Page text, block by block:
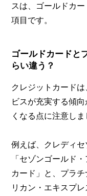
スは、ゴールドカ
項目です。
ゴールドカードと
らい違う？
クレジットカード
ビスが充実する傾
くなる点に注意しま
例えば、クレディ
「セゾンゴールド
カード」と、プラ
リカン・エキスプ